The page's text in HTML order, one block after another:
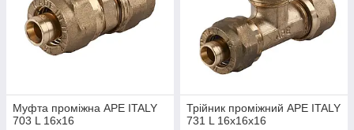
Муфта проміжна APE ITALY
703 L 16x16
Трійник проміжний APE ITALY
731 L 16x16x16